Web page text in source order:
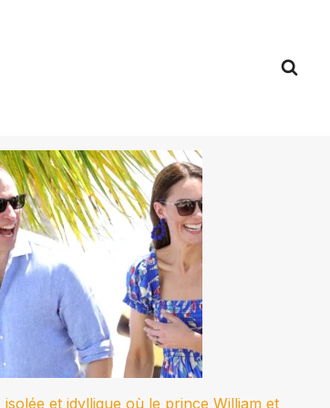
isolée et idyllique où le prince William et